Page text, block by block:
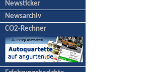
Newsticker
Newsarchiv
CO2-Rechner